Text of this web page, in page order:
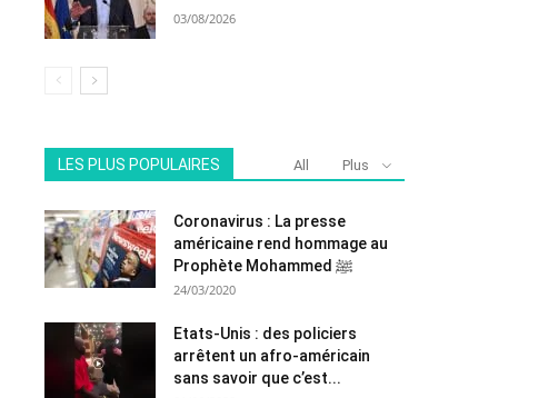
03/08/2026
LES PLUS POPULAIRES All Plus
Coronavirus : La presse
américaine rend hommage au
Prophète Mohammed ﷺ
24/03/2020
Etats-Unis : des policiers
arrêtent un afro-américain
sans savoir que c’est...